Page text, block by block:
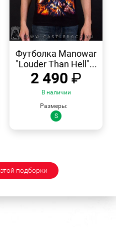
ПРОСМОТР
Футболка Manowar
"Louder Than Hell"...
2 490 ₽
В наличии
Размеры:
S
подборки